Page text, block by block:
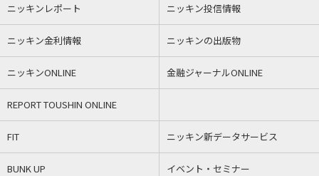
ニッキンレポート ニッキン投信情報
ニッキン金利情報 ニッキンの出版物
ニッキンONLINE 金融ジャーナルONLINE
REPORT TOUSHIN ONLINE
FIT ニッキン新データサービス
BUNK UP イベント・セミナー